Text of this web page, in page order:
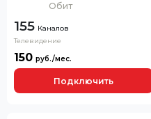
Обит
155 Каналов
Телевидение
150
Подключить